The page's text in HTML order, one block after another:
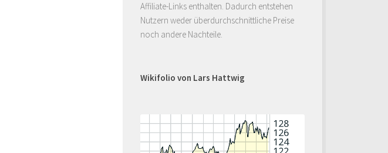
Affiliate-Links enthalten. Dadurch entstehen
Nutzern weder überdurchschnittliche Preise
noch andere Nachteile.
Wikifolio von Lars Hattwig